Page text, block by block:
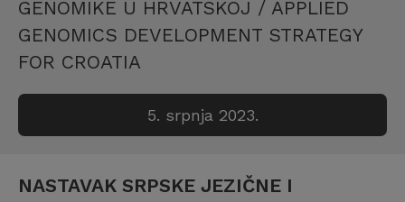
GENOMIKE U HRVATSKOJ / APPLIED
GENOMICS DEVELOPMENT STRATEGY
FOR CROATIA
5. srpnja 2023.
NASTAVAK SRPSKE JEZIČNE I